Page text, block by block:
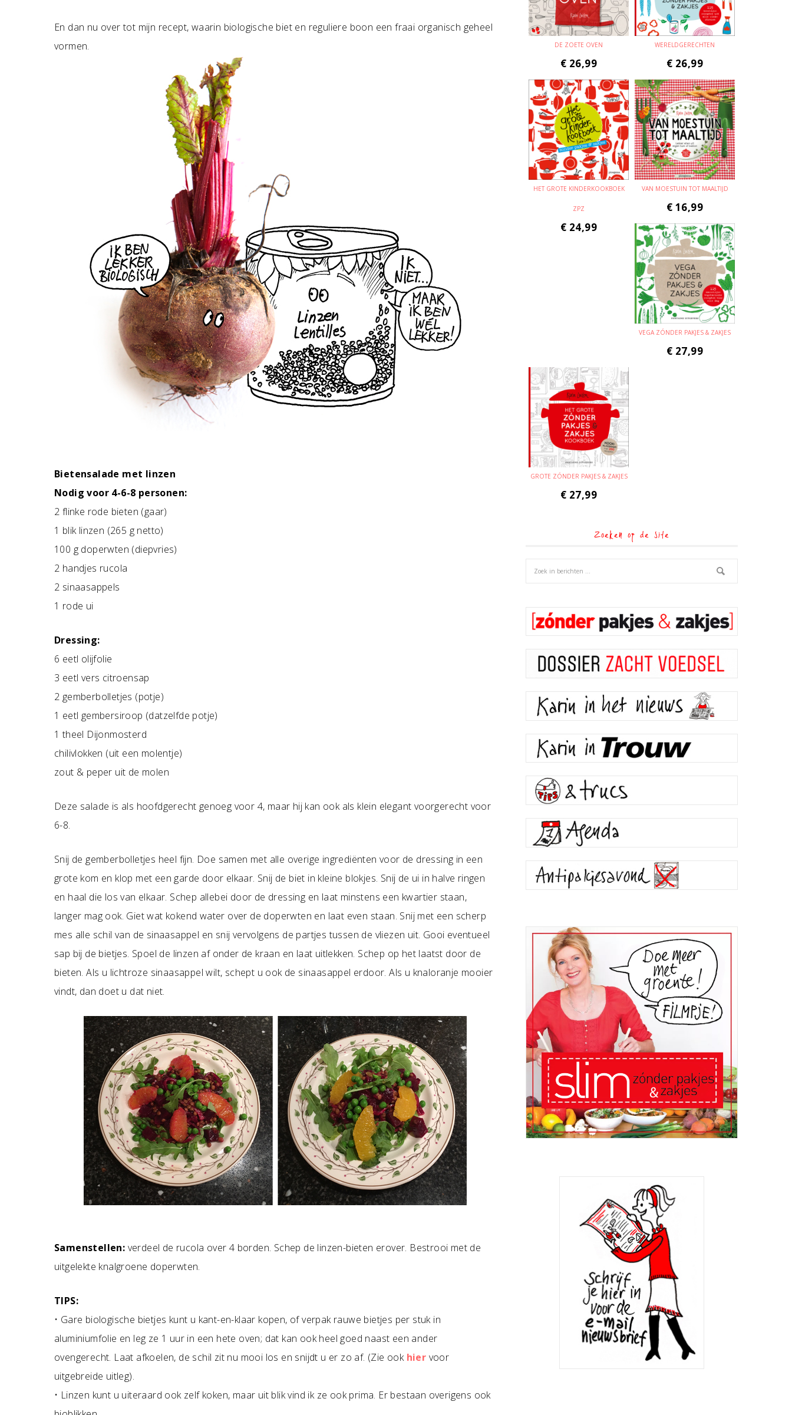
En dan nu over tot mijn recept, waarin biologische biet en reguliere boon een fraai organisch geheel
vormen.
Bietensalade met linzen
Nodig voor 4-6-8 personen:
2 flinke rode bieten (gaar)
1 blik linzen (265 g netto)
100 g doperwten (diepvries)
2 handjes rucola
2 sinaasappels
1 rode ui
Dressing:
6 eetl olijfolie
3 eetl vers citroensap
2 gemberbolletjes (potje)
1 eetl gembersiroop (datzelfde potje)
1 theel Dijonmosterd
chilivlokken (uit een molentje)
zout & peper uit de molen
Deze salade is als hoofdgerecht genoeg voor 4, maar hij kan ook als klein elegant voorgerecht voor
6-8.
Snij de gemberbolletjes heel fijn. Doe samen met alle overige ingrediënten voor de dressing in een
grote kom en klop met een garde door elkaar. Snij de biet in kleine blokjes. Snij de ui in halve ringen
en haal die los van elkaar. Schep allebei door de dressing en laat minstens een kwartier staan,
langer mag ook. Giet wat kokend water over de doperwten en laat even staan. Snij met een scherp
mes alle schil van de sinaasappel en snij vervolgens de partjes tussen de vliezen uit. Gooi eventueel
sap bij de bietjes. Spoel de linzen af onder de kraan en laat uitlekken. Schep op het laatst door de
bieten. Als u lichtroze sinaasappel wilt, schept u ook de sinaasappel erdoor. Als u knaloranje mooier
vindt, dan doet u dat niet.
Samenstellen: verdeel de rucola over 4 borden. Schep de linzen-bieten erover. Bestrooi met de
uitgelekte knalgroene doperwten.
TIPS:
• Gare biologische bietjes kunt u kant-en-klaar kopen, of verpak rauwe bietjes per stuk in
aluminiumfolie en leg ze 1 uur in een hete oven; dat kan ook heel goed naast een ander
ovengerecht. Laat afkoelen, de schil zit nu mooi los en snijdt u er zo af. (Zie ook hier voor
uitgebreide uitleg).
• Linzen kunt u uiteraard ook zelf koken, maar uit blik vind ik ze ook prima. Er bestaan overigens ook
DE ZOETE OVEN
€ 26,99
WERELDGERECHTEN
€ 26,99
HET GROTE KINDERKOOKBOEK
ZPZ
€ 24,99
VAN MOESTUIN TOT MAALTIJD
€ 16,99
VEGA ZÓNDER PAKJES & ZAKJES
€ 27,99
GROTE ZÓNDER PAKJES & ZAKJES
€ 27,99
Zoeken op de site